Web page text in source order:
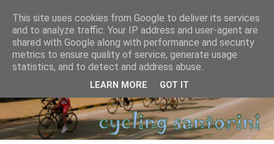
This site uses cookies from Google to deliver its services
and to analyze traffic. Your IP address and user-agent are
shared with Google along with performance and security
metrics to ensure quality of service, generate usage
statistics, and to detect and address abuse.
LEARN MORE GOT IT